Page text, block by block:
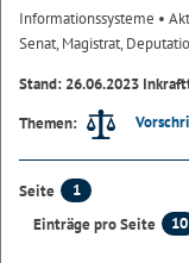
Informationssysteme •
Senat, Magistrat,
Stand: 26.06.2023
Themen:
Seite
1
Einträge pro Seite
10